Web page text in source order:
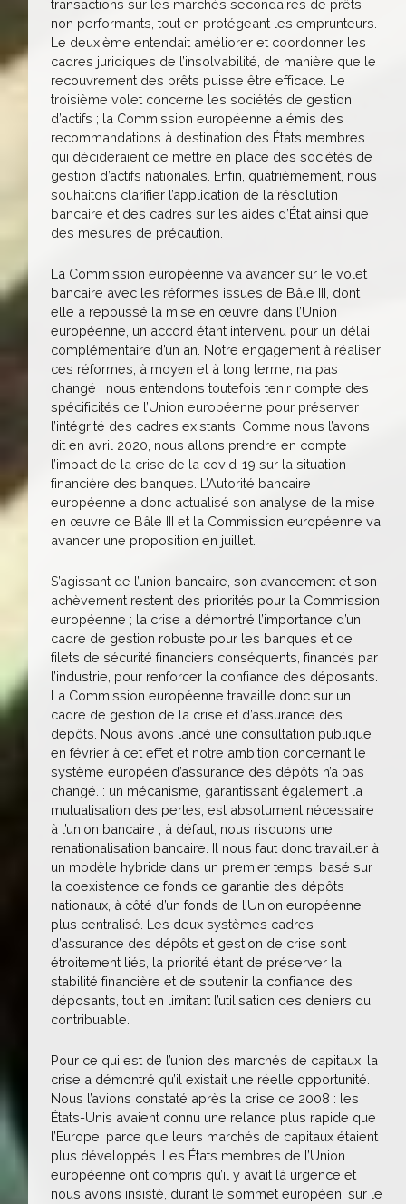
transactions sur les marchés secondaires de prêts
non performants, tout en protégeant les emprunteurs.
Le deuxième entendait améliorer et coordonner les
cadres juridiques de l’insolvabilité, de manière que le
recouvrement des prêts puisse être efficace. Le
troisième volet concerne les sociétés de gestion
d’actifs ; la Commission européenne a émis des
recommandations à destination des États membres
qui décideraient de mettre en place des sociétés de
gestion d’actifs nationales. Enfin, quatrièmement, nous
souhaitons clarifier l’application de la résolution
bancaire et des cadres sur les aides d’État ainsi que
des mesures de précaution.
La Commission européenne va avancer sur le volet
bancaire avec les réformes issues de Bâle III, dont
elle a repoussé la mise en œuvre dans l’Union
européenne, un accord étant intervenu pour un délai
complémentaire d’un an. Notre engagement à réaliser
ces réformes, à moyen et à long terme, n’a pas
changé ; nous entendons toutefois tenir compte des
spécificités de l’Union européenne pour préserver
l’intégrité des cadres existants. Comme nous l’avons
dit en avril 2020, nous allons prendre en compte
l’impact de la crise de la covid-19 sur la situation
financière des banques. L’Autorité bancaire
européenne a donc actualisé son analyse de la mise
en œuvre de Bâle III et la Commission européenne va
avancer une proposition en juillet.
S’agissant de l’union bancaire, son avancement et son
achèvement restent des priorités pour la Commission
européenne ; la crise a démontré l’importance d’un
cadre de gestion robuste pour les banques et de
filets de sécurité financiers conséquents, financés par
l’industrie, pour renforcer la confiance des déposants.
La Commission européenne travaille donc sur un
cadre de gestion de la crise et d’assurance des
dépôts. Nous avons lancé une consultation publique
en février à cet effet et notre ambition concernant le
système européen d’assurance des dépôts n’a pas
changé. : un mécanisme, garantissant également la
mutualisation des pertes, est absolument nécessaire
à l’union bancaire ; à défaut, nous risquons une
renationalisation bancaire. Il nous faut donc travailler à
un modèle hybride dans un premier temps, basé sur
la coexistence de fonds de garantie des dépôts
nationaux, à côté d’un fonds de l’Union européenne
plus centralisé. Les deux systèmes cadres
d’assurance des dépôts et gestion de crise sont
étroitement liés, la priorité étant de préserver la
stabilité financière et de soutenir la confiance des
déposants, tout en limitant l’utilisation des deniers du
contribuable.
Pour ce qui est de l’union des marchés de capitaux, la
crise a démontré qu’il existait une réelle opportunité.
Nous l’avions constaté après la crise de 2008 : les
États-Unis avaient connu une relance plus rapide que
l’Europe, parce que leurs marchés de capitaux étaient
plus développés. Les États membres de l’Union
européenne ont compris qu’il y avait là urgence et
nous avons insisté, durant le sommet européen, sur le